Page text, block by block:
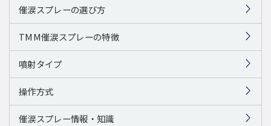
催涙スプレーの選び方
TMM催涙スプレーの特徴
噴射タイプ
操作方式
催涙スプレー情報・知識